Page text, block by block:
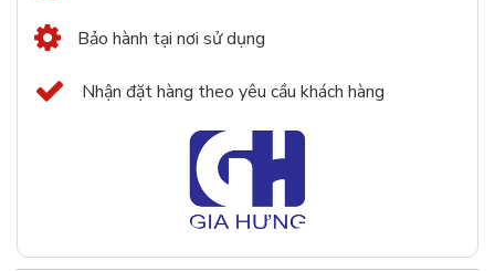
Bảo hành tại nơi sử dụng
Nhận đặt hàng theo yêu cầu khách hàng